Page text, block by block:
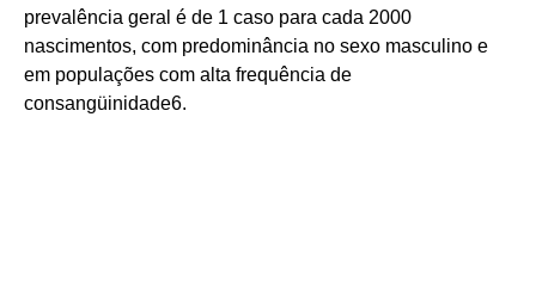
prevalência geral é de 1 caso para cada 2000
nascimentos, com predominância no sexo masculino e
em populações com alta frequência de
consangüinidade6.